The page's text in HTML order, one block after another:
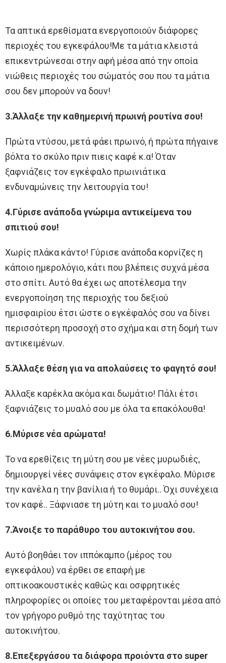
Τα απτικά ερεθίσματα ενεργοποιούν διάφορες
περιοχές του εγκεφάλου!Με τα μάτια κλειστά
επικεντρώνεσαι στην αφή μέσα από την οποία
νιώθεις περιοχές του σώματός σου που τα μάτια
σου δεν μπορούν να δουν!
3.Άλλαξε την καθημερινή πρωινή ρουτίνα σου!
Πρώτα ντύσου, μετά φάει πρωινό, ή πρώτα πήγαινε
βόλτα το σκύλο πριν πιεις καφέ κ.α! Όταν
ξαφνιάζεις τον εγκέφαλο πρωινιάτικα
ενδυναμώνεις την λειτουργία του!
4.Γύρισε ανάποδα γνώριμα αντικείμενα του
σπιτιού σου!
Χωρίς πλάκα κάντο! Γύρισε ανάποδα κορνίζες η
κάποιο ημερολόγιο, κάτι που βλέπεις συχνά μέσα
στο σπίτι. Αυτό θα έχει ως αποτέλεσμα την
ενεργοποίηση της περιοχής του δεξιού
ημισφαιρίου έτσι ώστε ο εγκέφαλός σου να δίνει
περισσότερη προσοχή στο σχήμα και στη δομή των
αντικειμένων.
5.Άλλαξε θέση για να απολαύσεις το φαγητό σου!
Άλλαξε καρέκλα ακόμα και δωμάτιο! Πάλι έτσι
ξαφνιάζεις το μυαλό σου με όλα τα επακόλουθα!
6.Μύρισε νέα αρώματα!
Το να ερεθίζεις τη μύτη σου με νέες μυρωδιές,
δημιουργεί νέες συνάψεις στον εγκέφαλο. Μύρισε
την κανέλα η την βανίλια ή το θυμάρι.. Όχι συνέχεια
τον καφέ.. Ξάφνιασε τη μύτη και το μυαλό σου!
7.Άνοιξε το παράθυρο του αυτοκινήτου σου.
Αυτό βοηθάει τον ιππόκαμπο (μέρος του
εγκεφάλου) να έρθει σε επαφή με
οπτικοακουστικές καθώς και οσφρητικές
πληροφορίες οι οποίες του μεταφέρονται μέσα από
τον γρήγορο ρυθμό της ταχύτητας του
αυτοκινήτου.
8.Επεξεργάσου τα διάφορα προιόντα στο super